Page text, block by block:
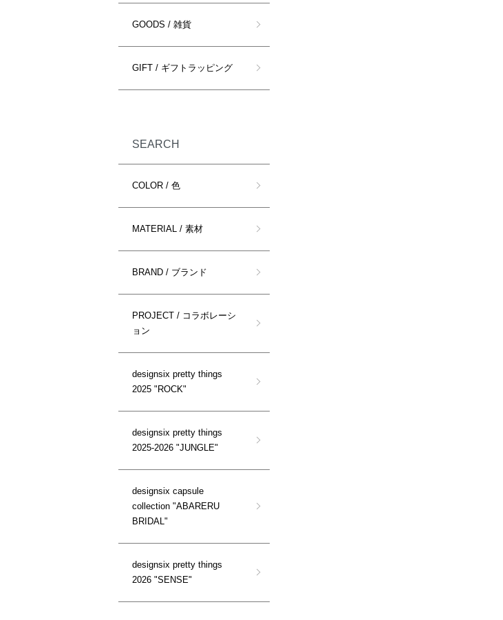
GOODS / 雑貨
GIFT / ギフトラッピング
SEARCH
COLOR / 色
MATERIAL / 素材
BRAND / ブランド
PROJECT / コラボレーシ
ョン
designsix pretty things
2025 "ROCK"
designsix pretty things
2025-2026 "JUNGLE"
designsix capsule
collection "ABARERU
BRIDAL"
designsix pretty things
2026 "SENSE"